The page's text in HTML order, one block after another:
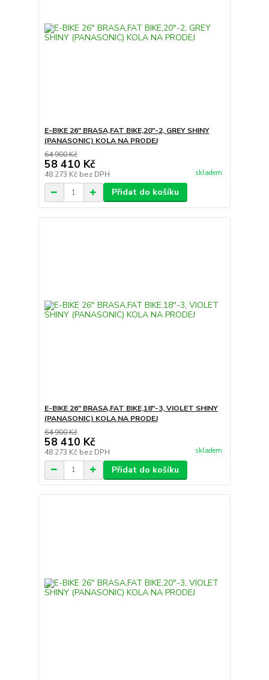
E-BIKE 26" BRASA,FAT BIKE,20"-2, GREY SHINY
(PANASONIC) KOLA NA PRODEJ
64 900 Kč
58 410 Kč
48 273 Kč bez DPH skladem
Přidat do košíku
E-BIKE 26" BRASA,FAT BIKE,18"-3, VIOLET SHINY
(PANASONIC) KOLA NA PRODEJ
64 900 Kč
58 410 Kč
48 273 Kč bez DPH skladem
Přidat do košíku